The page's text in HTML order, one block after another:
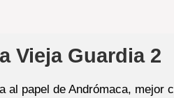
Vieja Guardia 2
al papel de Andrómaca,